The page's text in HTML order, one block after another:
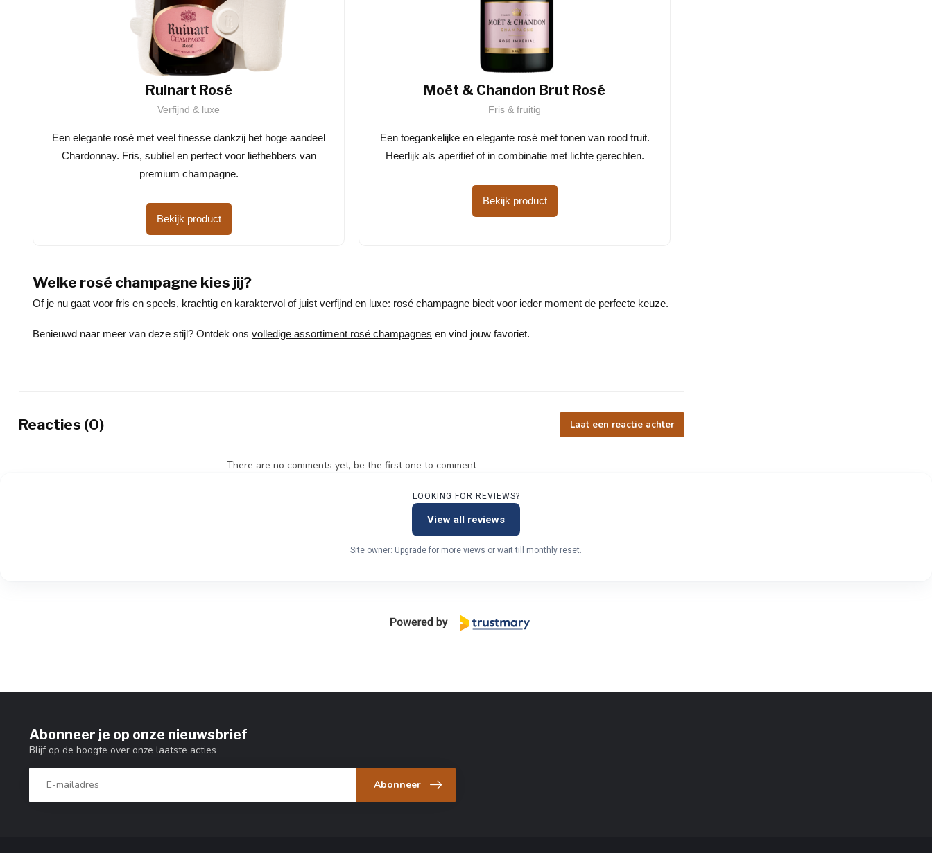
Ruinart Rosé
Verfijnd & luxe
Een elegante rosé met veel finesse dankzij het hoge aandeel
Chardonnay. Fris, subtiel en perfect voor liefhebbers van
premium champagne.
Bekijk product
Moët & Chandon Brut Rosé
Fris & fruitig
Een toegankelijke en elegante rosé met tonen van rood fruit.
Heerlijk als aperitief of in combinatie met lichte gerechten.
Bekijk product
Welke rosé champagne kies jij?
Of je nu gaat voor fris en speels, krachtig en karaktervol of juist verfijnd en luxe: rosé champagne biedt voor ieder moment de perfecte keuze.
Benieuwd naar meer van deze stijl? Ontdek ons volledige assortiment rosé champagnes en vind jouw favoriet.
Reacties (0) Laat een reactie achter
There are no comments yet, be the first one to comment
LOOKING FOR REVIEWS?
View all reviews
Site owner: Upgrade for more views or wait till monthly reset.
Abonneer je op onze nieuwsbrief
Blijf op de hoogte over onze laatste acties
Abonneer